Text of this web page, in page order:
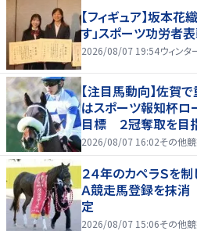
【フィギュア】坂本
す」スポーツ功労
2026/08/07 19:54ウィン
【注目馬動向】佐賀
はスポーツ報知杯ロ
目標 ２冠奪取を目
2026/08/07 16:02その他
２４年のカペラＳを
Ａ競走馬登録を抹
定
2026/08/07 15:06その他